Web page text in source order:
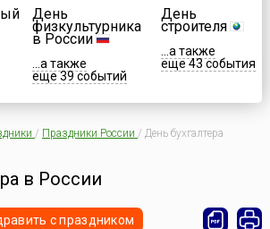
День
физкультурника
в России
...а также
еще 39 событий
День
строителя
...а также
еще 43 события
/ Праздники России / День бухгалтера
в России
с праздником